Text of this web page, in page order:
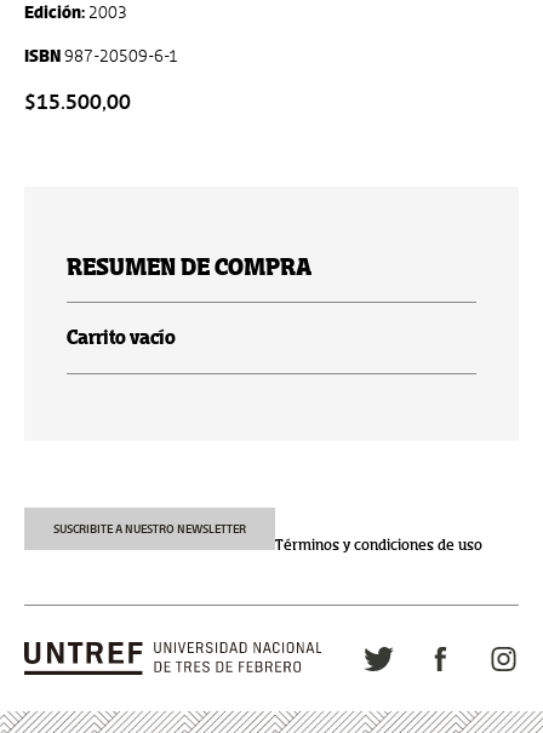
Edición: 2003
ISBN987-20509-6-1
$15.500,00
RESUMEN DE COMPRA
Carrito vacío
SUSCRIBITE A NUESTRO NEWSLETTER
Términos y condiciones de uso